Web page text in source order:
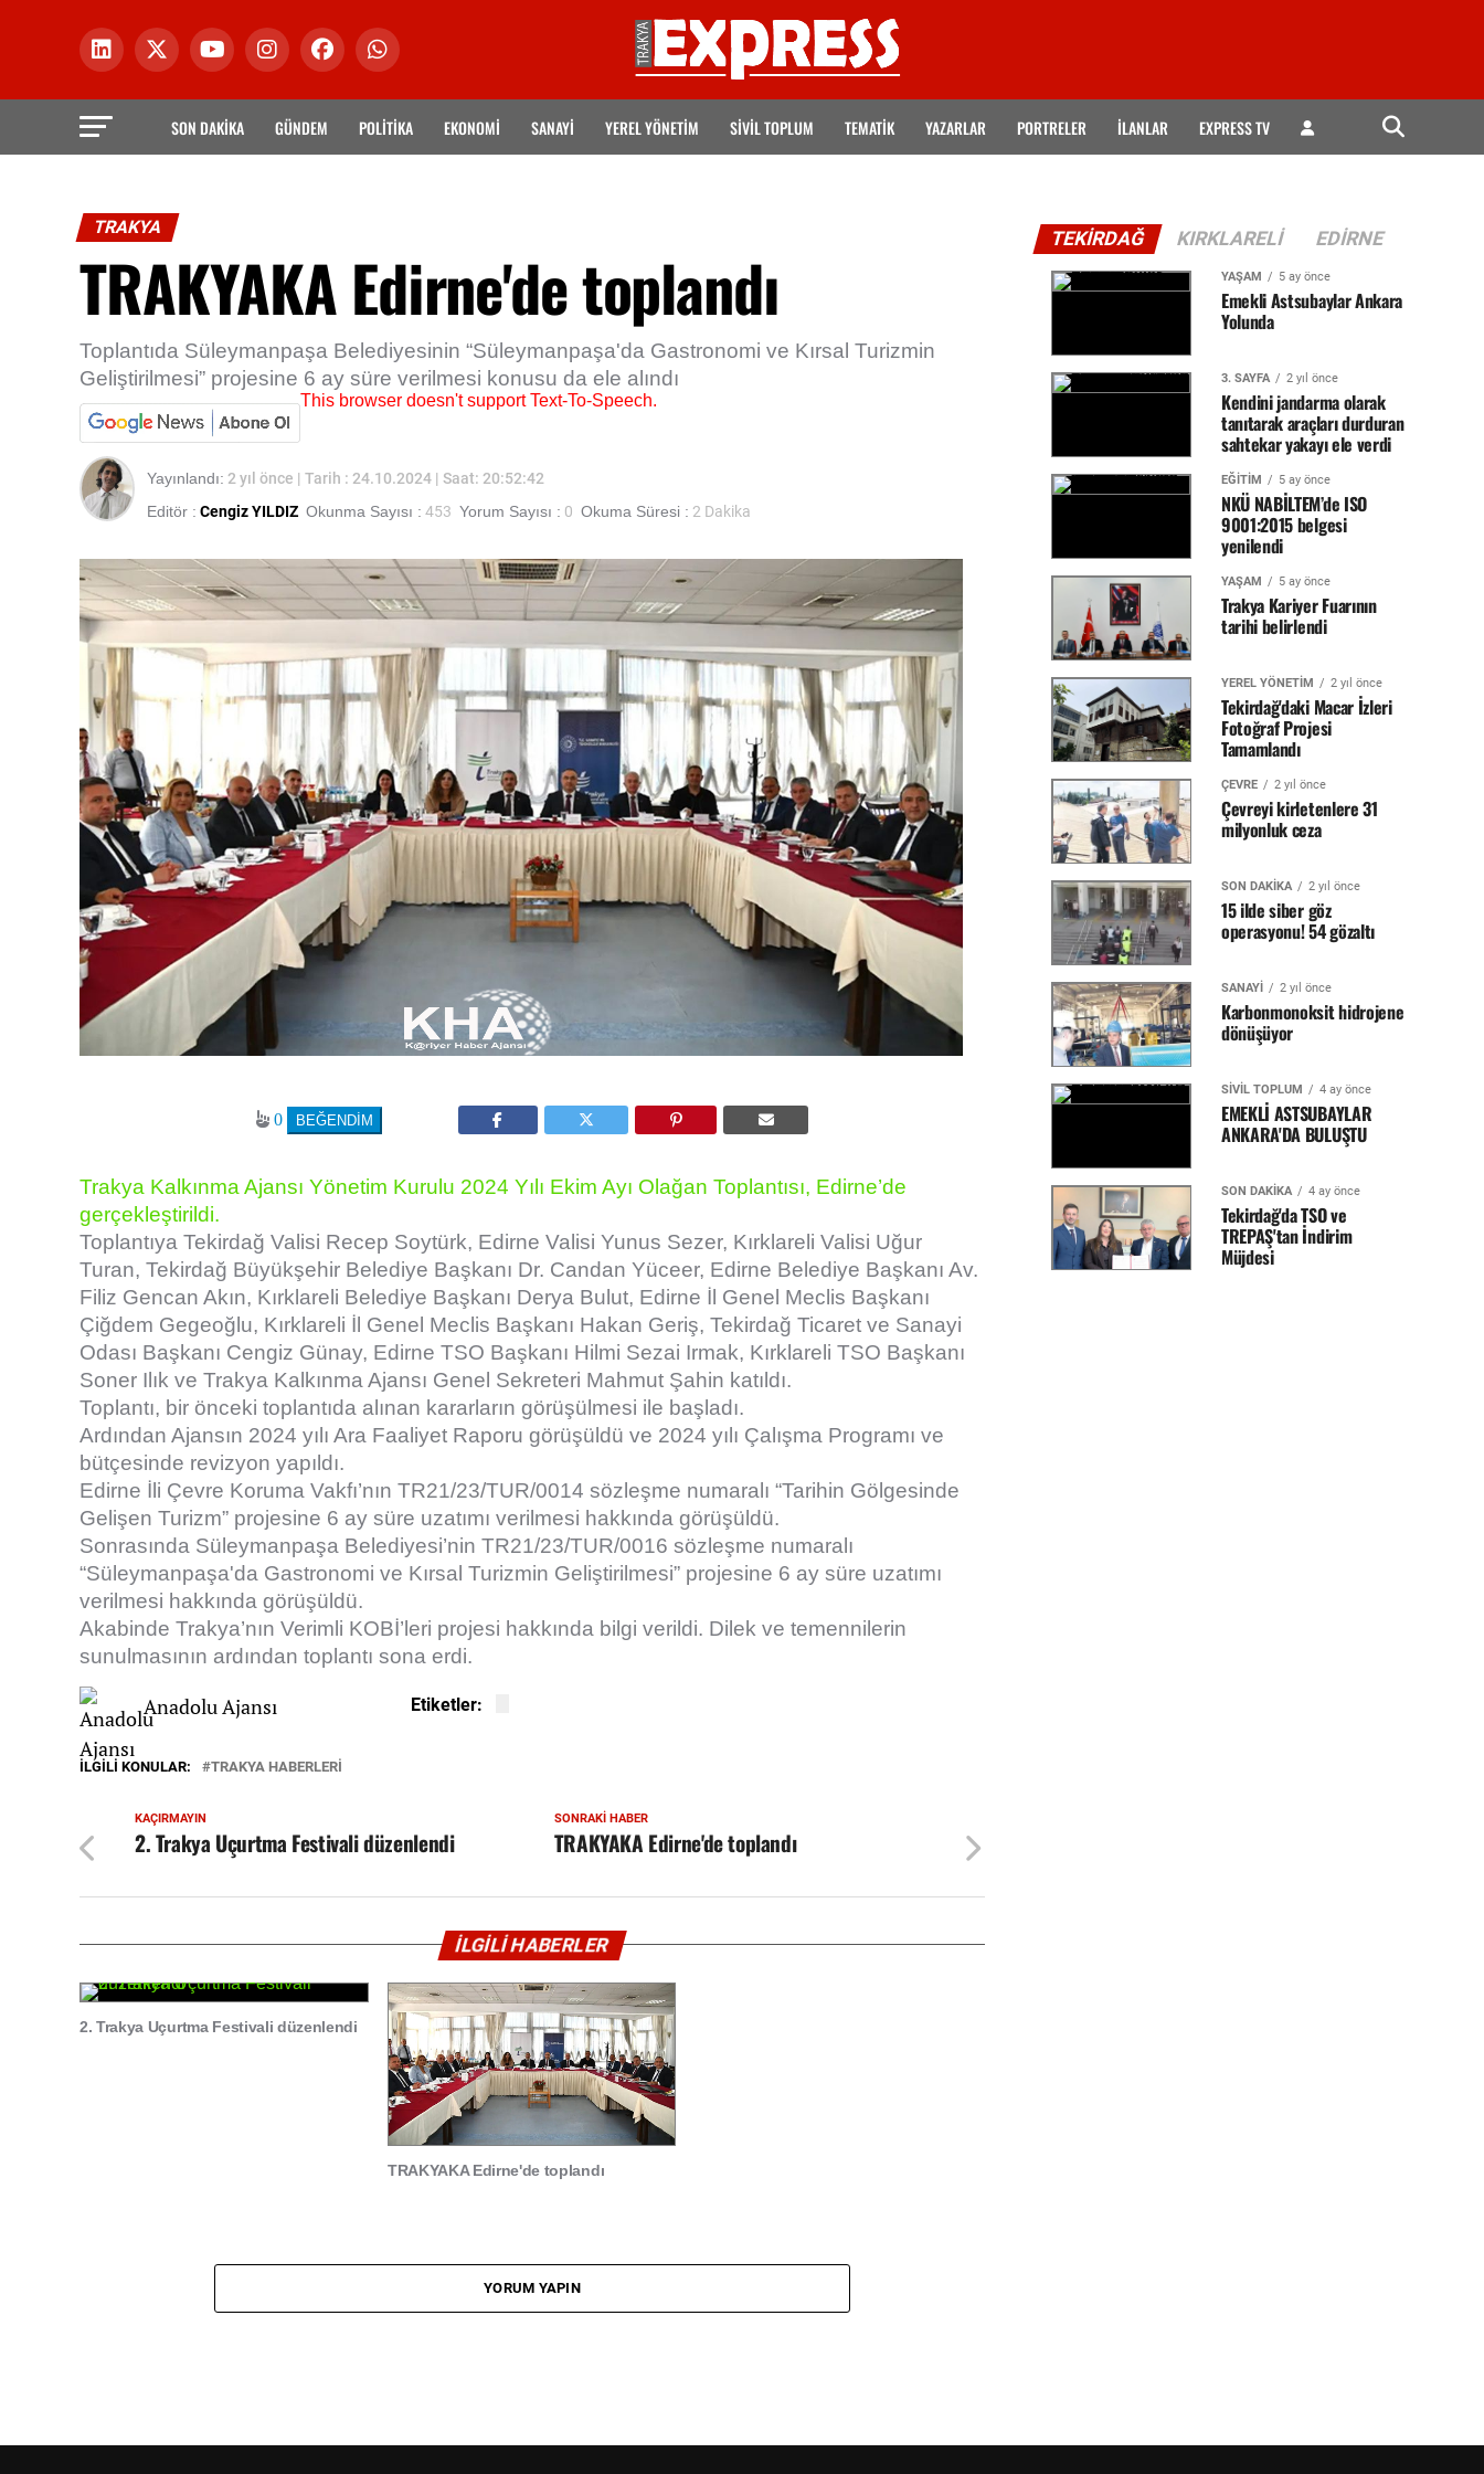
SON DAKİKA GÜNDEM POLİTİKA EKONOMİ SANAYİ YEREL YÖNETİM SİVİL TOPLUM TEMATIK YAZARLAR PORTRELER İLANLAR EXPRESS TV
TEKIRDAĞ KIRKLARELI EDIRNE
YAŞAM 5 ay önce
Emekli Astsubaylar Ankara
Yolunda
3. SAYFA 2 yıl önce
Kendini jandarma olarak
tanıtarak araçları durduran
sahtekar yakayı ele verdi
EĞİTİM 5 ay önce
NKÜ NABİLTEM’de ISO
9001:2015 belgesi
yenilendi
YAŞAM 5 ay önce
Trakya Kariyer Fuarının
tarihi belirlendi
YEREL YÖNETİM 2 yıl önce
Tekirdağ'daki Macar İzleri
Fotoğraf Projesi
Tamamlandı
ÇEVRE 2 yıl önce
Çevreyi kirletenlere 31
milyonluk ceza
SON DAKİKA 2 yıl önce
15 ilde siber göz
operasyonu! 54 gözaltı
SANAYİ 2 yıl önce
Karbonmonoksit hidrojene
dönüşüyor
SİVİL TOPLUM 4 ay önce
EMEKLİ ASTSUBAYLAR
ANKARA'DA BULUŞTU
SON DAKİKA 4 ay önce
Tekirdağ'da TSO ve
TREPAŞ'tan İndirim
Müjdesi
TRAKYA
TRAKYAKA Edirne'de toplandı
Toplantıda Süleymanpaşa Belediyesinin “Süleymanpaşa'da Gastronomi ve Kırsal Turizmin
Geliştirilmesi” projesine 6 ay süre verilmesi konusu da ele alındı
This browser doesn't support Text-To-Speech.
Yayınlandı: 2 yıl önce | Tarih : 24.10.2024 | Saat: 20:52:42
Editör : Cengiz YILDIZ Okunma Sayısı : 453 Yorum Sayısı : 0 Okuma Süresi : 2 Dakika
0
Trakya Kalkınma Ajansı Yönetim Kurulu 2024 Yılı Ekim Ayı Olağan Toplantısı, Edirne’de
gerçekleştirildi.
Toplantıya Tekirdağ Valisi Recep Soytürk, Edirne Valisi Yunus Sezer, Kırklareli Valisi Uğur
Turan, Tekirdağ Büyükşehir Belediye Başkanı Dr. Candan Yüceer, Edirne Belediye Başkanı Av.
Filiz Gencan Akın, Kırklareli Belediye Başkanı Derya Bulut, Edirne İl Genel Meclis Başkanı
Çiğdem Gegeoğlu, Kırklareli İl Genel Meclis Başkanı Hakan Geriş, Tekirdağ Ticaret ve Sanayi
Odası Başkanı Cengiz Günay, Edirne TSO Başkanı Hilmi Sezai Irmak, Kırklareli TSO Başkanı
Soner Ilık ve Trakya Kalkınma Ajansı Genel Sekreteri Mahmut Şahin katıldı.
Toplantı, bir önceki toplantıda alınan kararların görüşülmesi ile başladı.
Ardından Ajansın 2024 yılı Ara Faaliyet Raporu görüşüldü ve 2024 yılı Çalışma Programı ve
bütçesinde revizyon yapıldı.
Edirne İli Çevre Koruma Vakfı’nın TR21/23/TUR/0014 sözleşme numaralı “Tarihin Gölgesinde
Gelişen Turizm” projesine 6 ay süre uzatımı verilmesi hakkında görüşüldü.
Sonrasında Süleymanpaşa Belediyesi’nin TR21/23/TUR/0016 sözleşme numaralı
“Süleymanpaşa'da Gastronomi ve Kırsal Turizmin Geliştirilmesi” projesine 6 ay süre uzatımı
verilmesi hakkında görüşüldü.
Akabinde Trakya’nın Verimli KOBİ’leri projesi hakkında bilgi verildi. Dilek ve temennilerin
sunulmasının ardından toplantı sona erdi.
Anadolu Ajansı Etiketler:
İLGILI KONULAR: TRAKYA HABERLERİ
SONRAKI HABER
TRAKYAKA Edirne'de toplandı
KAÇIRMAYIN
2. Trakya Uçurtma Festivali düzenlendi
İLGİLİ HABERLER
2. Trakya Uçurtma Festivali düzenlendi
TRAKYAKA Edirne'de toplandı
YORUM YAPIN